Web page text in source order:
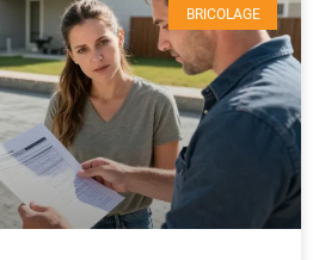
BRICOLAGE